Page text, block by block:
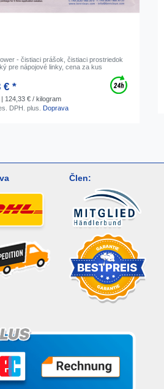
- čistiaci prášok, čistiaci prostriedok
pre nápojové linky, cena za kus
€ *
| 124,33 € / kilogram
DPH. plus. Doprava
Člen: